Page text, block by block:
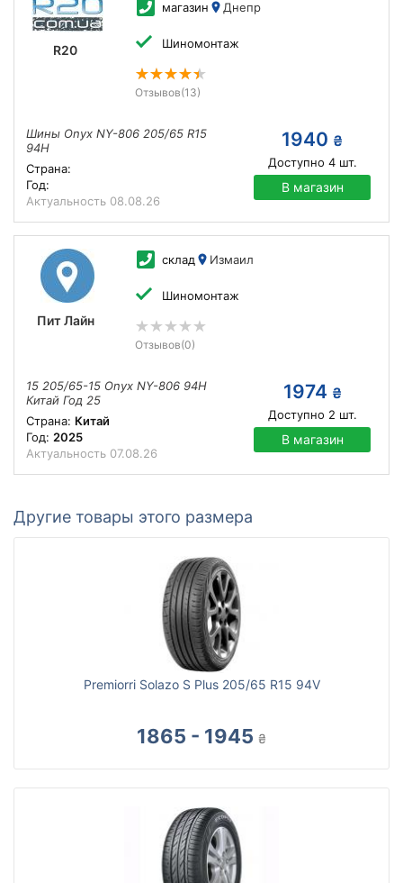
R20
магазин Днепр
Шиномонтаж
Отзывов(13)
Шины Onyx NY-806 205/65 R15
94H
Страна:
Год:
Актуальность 08.08.26
1940 ₴
Доступно 4шт.
В магазин
Пит Лайн
склад Измаил
Шиномонтаж
Отзывов(0)
15 205/65-15 Onyx NY-806 94H
Китай Год 25
Страна: Китай
Год: 2025
Актуальность 07.08.26
1974 ₴
Доступно 2 шт.
В магазин
Другие товары этого размера
Premiorri Solazo S Plus 205/65 R15 94V
1865 - 1945 ₴